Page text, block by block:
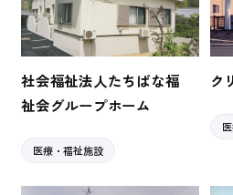
社会福祉法人たちばな福
祉会グループホーム
医療・福祉施設
ク